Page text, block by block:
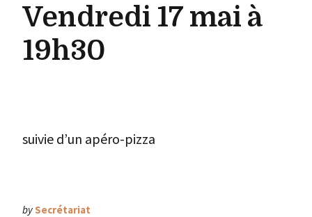
Vendredi 17 mai à
19h30
suivie d’un apéro-pizza
bySecrétariat